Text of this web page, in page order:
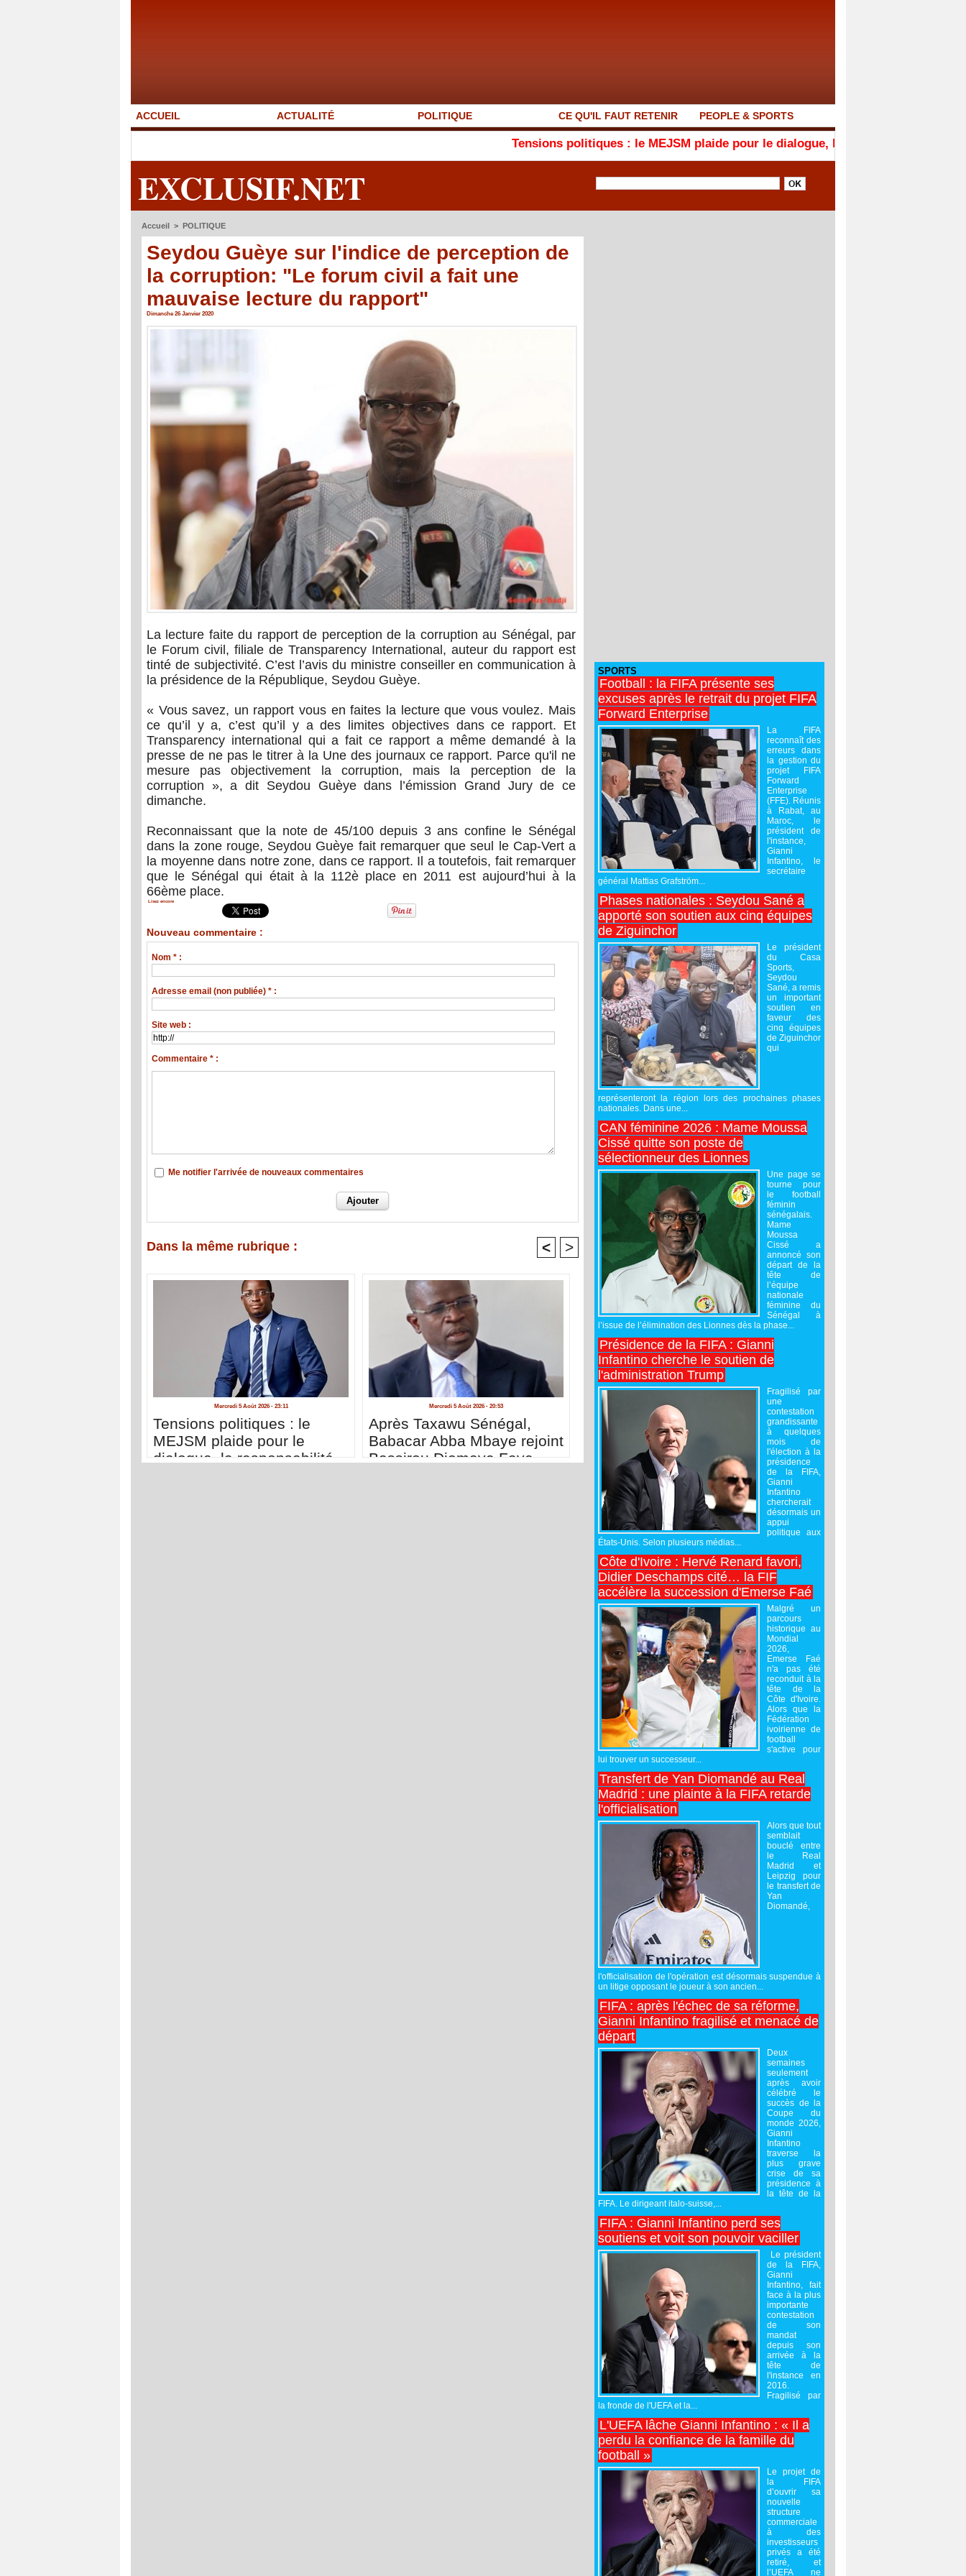
ACCUEIL ACTUALITÉ POLITIQUE CE QU'IL FAUT RETENIR PEOPLE & SPORTS
Tensions politiques : le MEJSM plaide pour le dialogue, la responsabilité et la cohésion
EXCLUSIF.NET
Accueil > POLITIQUE
Seydou Guèye sur l'indice de perception de
la corruption: "Le forum civil a fait une
mauvaise lecture du rapport"
Dimanche 26 Janvier 2020
La lecture faite du rapport de perception de la corruption au Sénégal, par
le Forum civil, filiale de Transparency International, auteur du rapport est
tinté de subjectivité. C’est l’avis du ministre conseiller en communication à
la présidence de la République, Seydou Guèye.
« Vous savez, un rapport vous en faites la lecture que vous voulez. Mais
ce qu’il y a, c’est qu’il y a des limites objectives dans ce rapport. Et
Transparency international qui a fait ce rapport a même demandé à la
presse de ne pas le titrer à la Une des journaux ce rapport. Parce qu'il ne
mesure pas objectivement la corruption, mais la perception de la
corruption », a dit Seydou Guèye dans l’émission Grand Jury de ce
dimanche.
Reconnaissant que la note de 45/100 depuis 3 ans confine le Sénégal
dans la zone rouge, Seydou Guèye fait remarquer que seul le Cap-Vert a
la moyenne dans notre zone, dans ce rapport. Il a toutefois, fait remarquer
que le Sénégal qui était à la 112è place en 2011 est aujourd’hui à la
66ème place.
Lisez encore
Nouveau commentaire :
Nom * :
Adresse email (non publiée) * :
Site web :
Commentaire * :
Me notifier l'arrivée de nouveaux commentaires
Dans la même rubrique : < >
Mercredi 5 Août 2026 - 23:11
Tensions politiques : le
MEJSM plaide pour le
dialogue, la responsabilité
Mercredi 5 Août 2026 - 20:53
Après Taxawu Sénégal,
Babacar Abba Mbaye rejoint
Bassirou Diomaye Faye
SPORTS
Football : la FIFA présente ses
excuses après le retrait du projet FIFA
Forward Enterprise
La FIFA
reconnaît des
erreurs dans
la gestion du
projet FIFA
Forward
Enterprise
(FFE). Réunis
à Rabat, au
Maroc, le
président de
l'instance,
Gianni
Infantino, le
secrétaire
général Mattias Grafström...
Phases nationales : Seydou Sané a
apporté son soutien aux cinq équipes
de Ziguinchor
Le président
du Casa
Sports,
Seydou
Sané, a remis
un important
soutien en
faveur des
cinq équipes
de Ziguinchor
qui
représenteront la région lors des prochaines phases
nationales. Dans une...
CAN féminine 2026 : Mame Moussa
Cissé quitte son poste de
sélectionneur des Lionnes
Une page se
tourne pour
le football
féminin
sénégalais.
Mame
Moussa
Cissé a
annoncé son
départ de la
tête de
l’équipe
nationale
féminine du
Sénégal à
l’issue de l’élimination des Lionnes dès la phase...
Présidence de la FIFA : Gianni
Infantino cherche le soutien de
l'administration Trump
Fragilisé par
une
contestation
grandissante
à quelques
mois de
l'élection à la
présidence
de la FIFA,
Gianni
Infantino
chercherait
désormais un
appui
politique aux
États-Unis. Selon plusieurs médias...
Côte d'Ivoire : Hervé Renard favori,
Didier Deschamps cité… la FIF
accélère la succession d'Emerse Faé
Malgré un
parcours
historique au
Mondial
2026,
Emerse Faé
n'a pas été
reconduit à la
tête de la
Côte d'Ivoire.
Alors que la
Fédération
ivoirienne de
football
s'active pour
lui trouver un successeur...
Transfert de Yan Diomandé au Real
Madrid : une plainte à la FIFA retarde
l'officialisation
Alors que tout
semblait
bouclé entre
le Real
Madrid et
Leipzig pour
le transfert de
Yan
Diomandé,
l'officialisation de l'opération est désormais suspendue à
un litige opposant le joueur à son ancien...
FIFA : après l'échec de sa réforme,
Gianni Infantino fragilisé et menacé de
départ
Deux
semaines
seulement
après avoir
célébré le
succès de la
Coupe du
monde 2026,
Gianni
Infantino
traverse la
plus grave
crise de sa
présidence à
la tête de la
FIFA. Le dirigeant italo-suisse,...
FIFA : Gianni Infantino perd ses
soutiens et voit son pouvoir vaciller
Le président
de la FIFA,
Gianni
Infantino, fait
face à la plus
importante
contestation
de son
mandat
depuis son
arrivée à la
tête de
l'instance en
2016.
Fragilisé par
la fronde de l'UEFA et la...
L'UEFA lâche Gianni Infantino : « Il a
perdu la confiance de la famille du
football »
Le projet de
la FIFA
d’ouvrir sa
nouvelle
structure
commerciale
à des
investisseurs
privés a été
retiré, et
l’UEFA ne